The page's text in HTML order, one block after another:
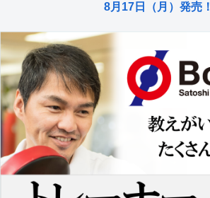
8月17日（月）発売！